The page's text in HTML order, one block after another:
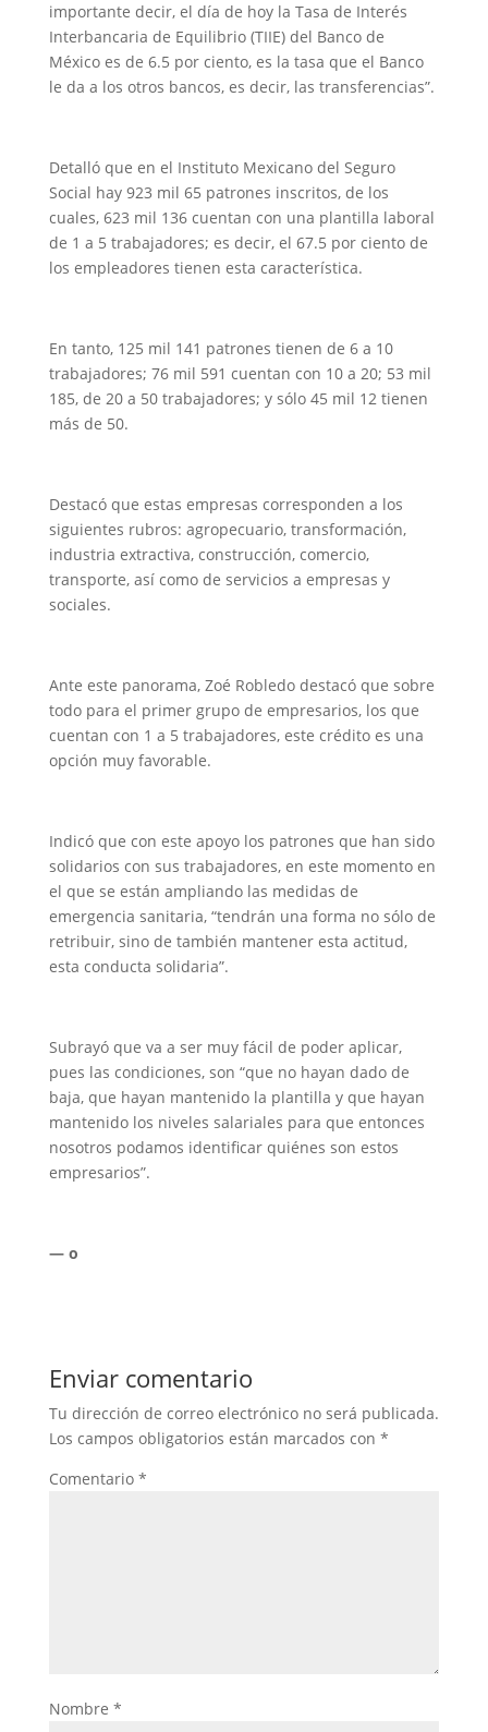
importante decir, el día de hoy la Tasa de Interés
Interbancaria de Equilibrio (TIIE) del Banco de
México es de 6.5 por ciento, es la tasa que el Banco
le da a los otros bancos, es decir, las transferencias”.
Detalló que en el Instituto Mexicano del Seguro
Social hay 923 mil 65 patrones inscritos, de los
cuales, 623 mil 136 cuentan con una plantilla laboral
de 1 a 5 trabajadores; es decir, el 67.5 por ciento de
los empleadores tienen esta característica.
En tanto, 125 mil 141 patrones tienen de 6 a 10
trabajadores; 76 mil 591 cuentan con 10 a 20; 53 mil
185, de 20 a 50 trabajadores; y sólo 45 mil 12 tienen
más de 50.
Destacó que estas empresas corresponden a los
siguientes rubros: agropecuario, transformación,
industria extractiva, construcción, comercio,
transporte, así como de servicios a empresas y
sociales.
Ante este panorama, Zoé Robledo destacó que sobre
todo para el primer grupo de empresarios, los que
cuentan con 1 a 5 trabajadores, este crédito es una
opción muy favorable.
Indicó que con este apoyo los patrones que han sido
solidarios con sus trabajadores, en este momento en
el que se están ampliando las medidas de
emergencia sanitaria, “tendrán una forma no sólo de
retribuir, sino de también mantener esta actitud,
esta conducta solidaria”.
Subrayó que va a ser muy fácil de poder aplicar,
pues las condiciones, son “que no hayan dado de
baja, que hayan mantenido la plantilla y que hayan
mantenido los niveles salariales para que entonces
nosotros podamos identificar quiénes son estos
empresarios”.
— o
Enviar comentario
Tu dirección de correo electrónico no será publicada.
Los campos obligatorios están marcados con *
Comentario *
Nombre *